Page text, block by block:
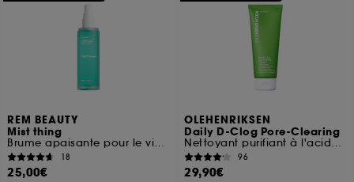
REM BEAUTY
Mist thing
Brume apaisante pour le visage
18
25,00€
OLEHENRIKSEN
Daily D-Clog Pore-Clearing
Nettoyant purifiant à l'acide salicylique
96
29,90€